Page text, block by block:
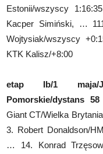
Estonii/wszyscy
Kacper Simiński, …
Wojtysiak/wszyscy
KTK Kalisz/+8:00
etap Ib/1 maja/
Pomorskie/dystans
Giant CT/Wielka
3. Robert Donaldson/
… 14. Konrad